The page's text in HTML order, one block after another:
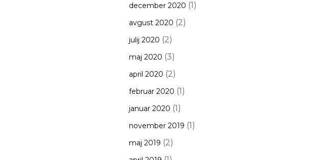
december 2020 (1)
avgust 2020 (2)
julij 2020 (2)
maj 2020 (3)
april 2020 (2)
februar 2020 (1)
januar 2020 (1)
november 2019 (1)
maj 2019 (2)